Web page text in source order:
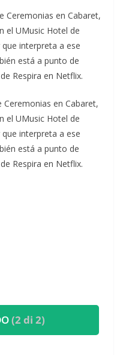
Ceremonias en Cabaret,
el UMusic Hotel de
interpreta a ese
está a punto de
Respira en Netflix.
en Cabaret,
el UMusic Hotel de
interpreta a ese
está a punto de
Respira en Netflix.
(2 di 2)